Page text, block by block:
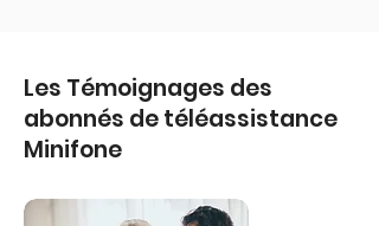
Les Témoignages des
abonnés de téléassistance
Minifone